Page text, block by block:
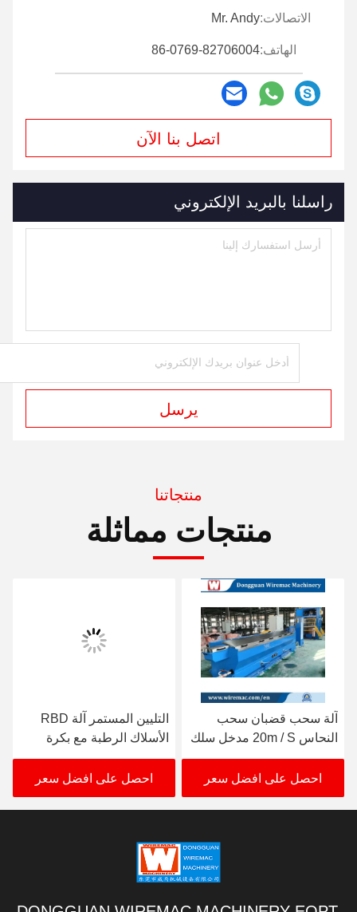
الاتصالات:Mr. Andy
الهاتف:86-0769-82706004
اتصل بنا الآن
راسلنا بالبريد الإلكتروني
يرسل
منتجاتنا
منتجات مماثلة
آلة سحب قضبان سحب
النحاس 20m / S مدخل سلك
8mm 0.4MPa
احصل على افضل سعر
التليين المستمر آلة RBD
الأسلاك الرطبة مع بكرة
مزدوجة تأخذ
احصل على افضل سعر